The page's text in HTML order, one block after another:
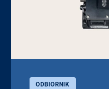
ODBIORNIK